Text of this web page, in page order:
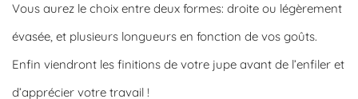
Vous aurez le choix entre deux formes: droite ou légèrement
évasée, et plusieurs longueurs en fonction de vos goûts.
Enfin viendront les finitions de votre jupe avant de l’enfiler et
d’apprécier votre travail !